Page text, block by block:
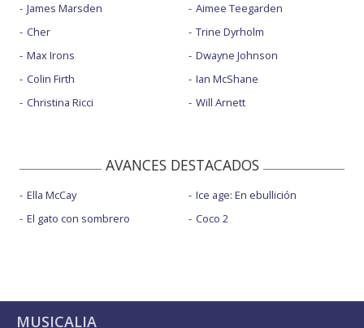
James Marsden
Cher
Max Irons
Colin Firth
Christina Ricci
Aimee Teegarden
Trine Dyrholm
Dwayne Johnson
Ian McShane
Will Arnett
AVANCES DESTACADOS
Ella McCay
El gato con sombrero
Ice age: En ebullición
Coco 2
MUSICALIA